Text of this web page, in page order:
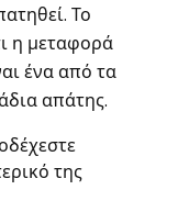
Το
η μεταφορά
ένα από τα
απάτης.
της